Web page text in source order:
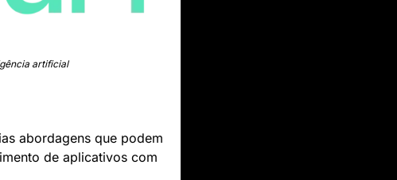
artificial
abordagens que podem
de aplicativos com